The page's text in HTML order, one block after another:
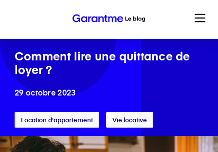
Comment lire une quittance de
loyer ?
29 octobre 2023
Location d'appartement Vie locative